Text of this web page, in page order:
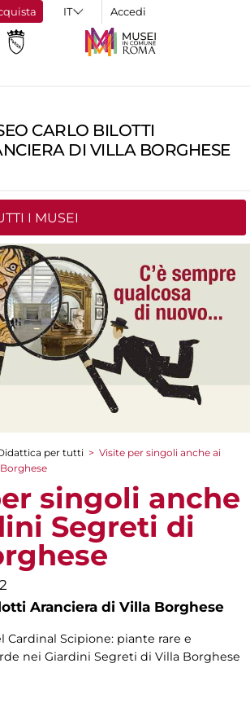
Accedi
CARLO BILOTTI
DI VILLA BORGHESE
I MUSEI
per tutti > Visite per singoli anche ai
singoli anche
Segreti di
Aranciera di Villa Borghese
Cardinal Scipione: piante rare e
nei Giardini Segreti di Villa Borghese